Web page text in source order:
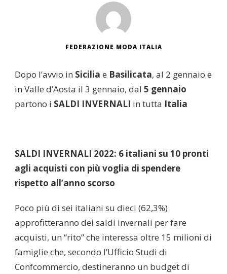
FEDERAZIONE MODA ITALIA
Dopo l’avvio in Sicilia e Basilicata, al 2 gennaio e
in Valle d’Aosta il 3 gennaio, dal 5 gennaio
partono i SALDI INVERNALI in tutta Italia
SALDI INVERNALI 2022: 6 italiani su 10 pronti
agli acquisti con più voglia di spendere
rispetto all’anno scorso
Poco più di sei italiani su dieci (62,3%)
approfitteranno dei saldi invernali per fare
acquisti, un “rito” che interessa oltre 15 milioni di
famiglie che, secondo l’Ufficio Studi di
Confcommercio, destineranno un budget di